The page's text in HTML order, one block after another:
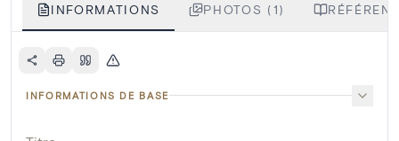
INFORMATIONS PHOTOS (1)
INFORMATIONS DE BASE